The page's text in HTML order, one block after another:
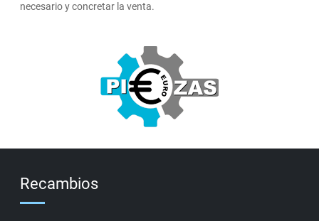
necesario y concretar la venta.
Recambios